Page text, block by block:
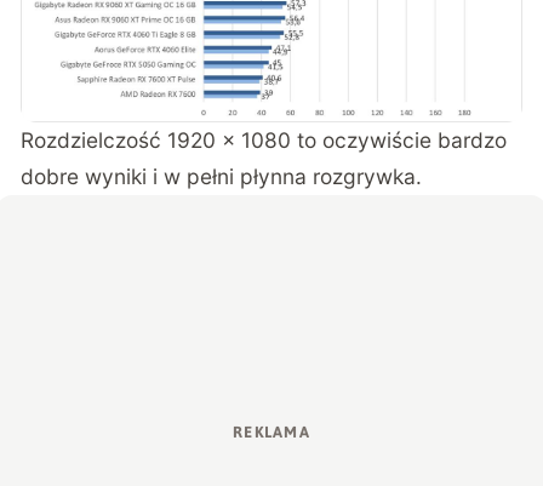
Rozdzielczość 1920 x 1080 to oczywiście bardzo
dobre wyniki i w pełni płynna rozgrywka.